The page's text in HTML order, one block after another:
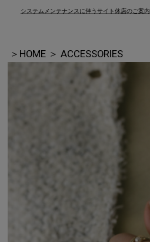
システムメンテナンスに伴うサイト休店のご案内
＞ HOME ＞ ACCESSORIES